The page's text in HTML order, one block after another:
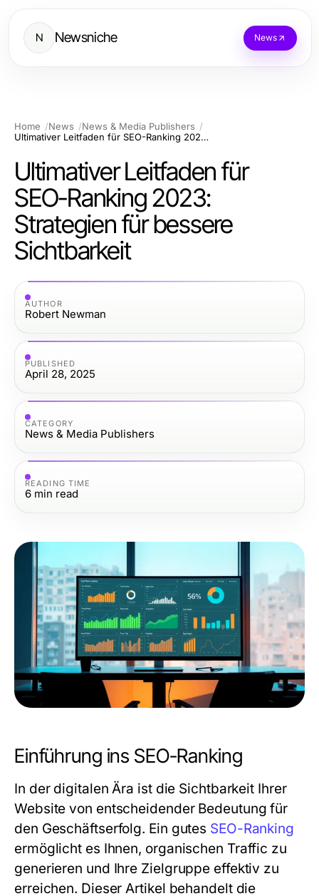
N Newsniche News
Home News
News & Media Publishers
Ultimativer Leitfaden für SEO-Ranking 2023: Strategien für bessere Sichtbarkeit
Ultimativer Leitfaden für
SEO-Ranking 2023:
Strategien für bessere
Sichtbarkeit
AUTHOR
Robert Newman
PUBLISHED
April 28, 2025
CATEGORY
News & Media Publishers
READING TIME
6 min read
Einführung ins SEO-Ranking
In der digitalen Ära ist die Sichtbarkeit Ihrer
Website von entscheidender Bedeutung für
den Geschäftserfolg. Ein gutes SEO-Ranking
ermöglicht es Ihnen, organischen Traffic zu
generieren und Ihre Zielgruppe effektiv zu
erreichen. Dieser Artikel behandelt die